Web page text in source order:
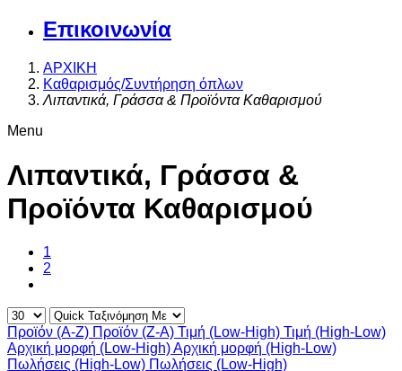
Επικοινωνία
ΑΡΧΙΚΗ
Καθαρισμός/Συντήρηση όπλων
Λιπαντικά, Γράσσα & Προϊόντα Καθαρισμού
Menu
Λιπαντικά, Γράσσα &
Προϊόντα Καθαρισμού
1
2
Προϊόν (A-Z) Προϊόν (Z-A) Τιμή (Low-High) Τιμή (High-Low)
Αρχική μορφή (Low-High)Αρχική μορφή (High-Low)
Πωλήσεις (High-Low) Πωλήσεις (Low-High)